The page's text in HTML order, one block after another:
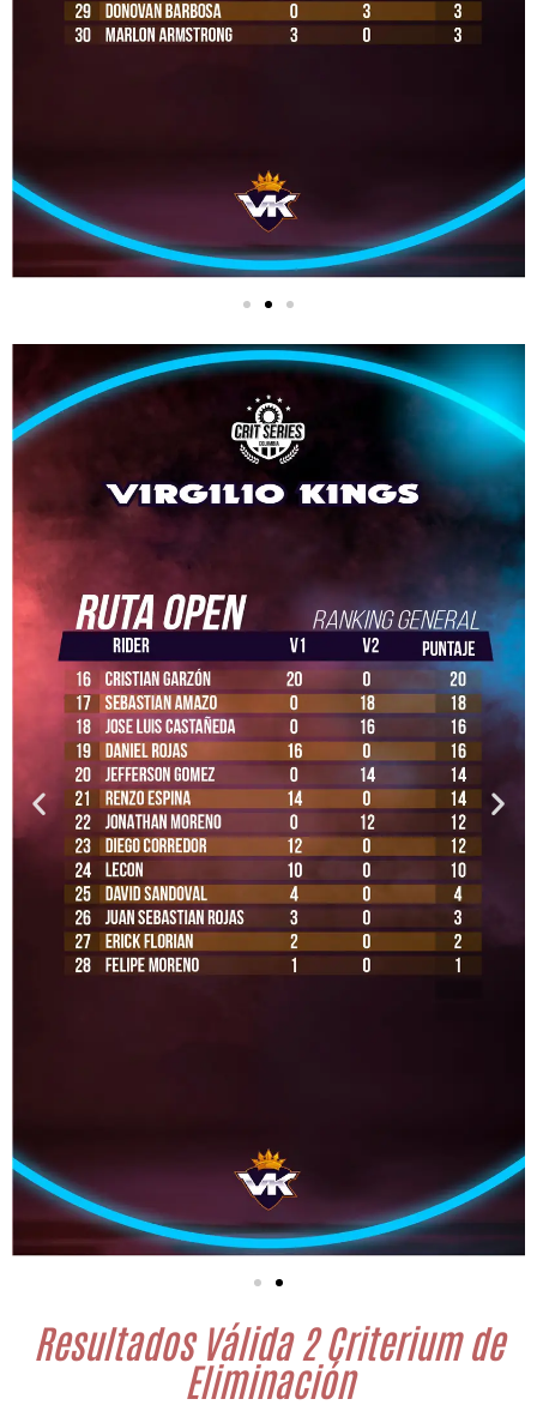
Resultados Válida 2 Criterium de
Eliminación